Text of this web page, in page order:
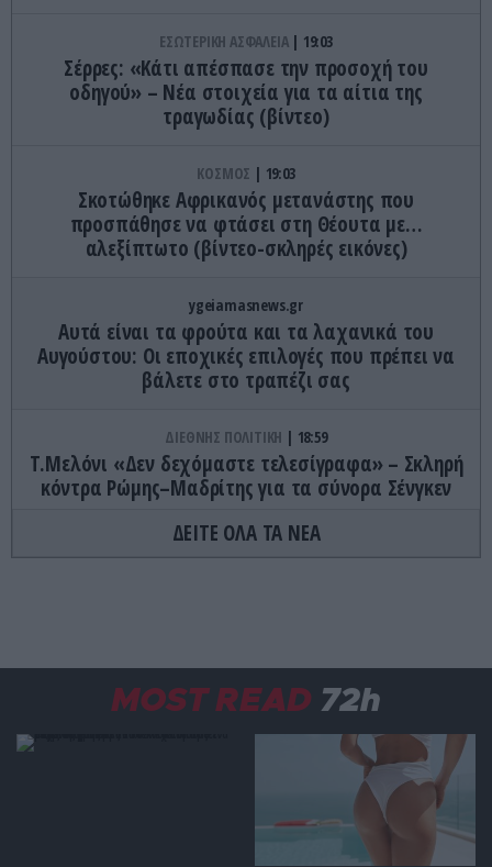
ΕΣΩΤΕΡΙΚΗ ΑΣΦΑΛΕΙΑ 19:03
Σέρρες: «Κάτι απέσπασε την προσοχή του
οδηγού» – Νέα στοιχεία για τα αίτια της
τραγωδίας (βίντεο)
ΚΟΣΜΟΣ 19:03
Σκοτώθηκε Αφρικανός μετανάστης που
προσπάθησε να φτάσει στη Θέουτα με…
αλεξίπτωτο (βίντεο-σκληρές εικόνες)
ygeiamasnews.gr
Αυτά είναι τα φρούτα και τα λαχανικά του
Αυγούστου: Οι εποχικές επιλογές που πρέπει να
βάλετε στο τραπέζι σας
ΔΙΕΘΝΗΣ ΠΟΛΙΤΙΚΗ 18:59
Τ.Μελόνι «Δεν δεχόμαστε τελεσίγραφα» – Σκληρή
κόντρα Ρώμης–Μαδρίτης για τα σύνορα Σένγκεν
ΕΣΩΤΕΡΙΚΗ ΑΣΦΑΛΕΙΑ 18:52
πόζαρε με ένα μικροσκοπικό πορτοκαλί μαγιό –
Δείτε φωτογραφίες
Τα μυστικά ευεξίας των celebrities που έγιναν
παγκόσμια τάση
ΔΕΙΤΕ ΟΛΑ ΤΑ ΝΕΑ
MOST READ 72h